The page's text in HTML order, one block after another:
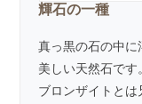
輝石の一種
真っ黒の石の中
美しい天然石です
ブロンザイト とは